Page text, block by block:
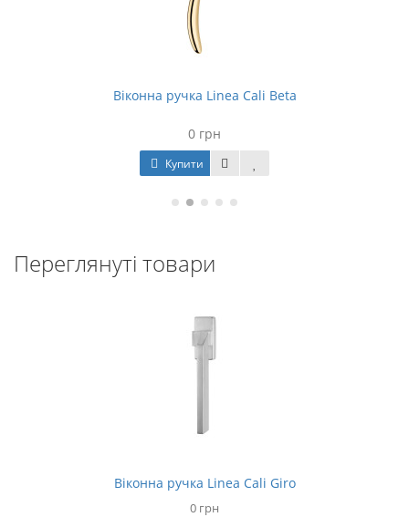
Віконна ручка Linea Cali Beta
0 грн
Купити
Переглянуті товари
Віконна ручка Linea Cali Giro
0 грн